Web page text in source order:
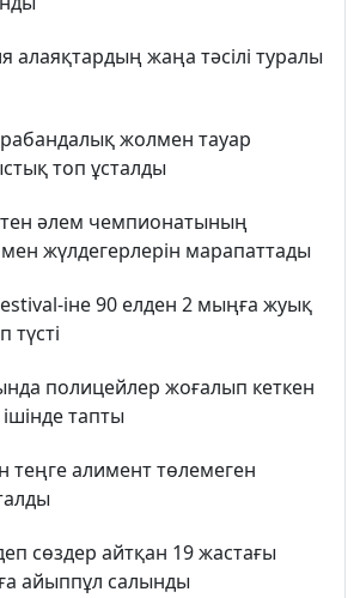
алаяқтардың жаңа тәсілі туралы
жолмен тауар
топ ұсталды
әлем чемпионатының
жүлдегерлерін марапаттады
іне 90 елден 2 мыңға жуық
полицейлер жоғалып кеткен
тапты
теңге алимент төлемеген
сөздер айтқан 19 жастағы
айыппұл салынды